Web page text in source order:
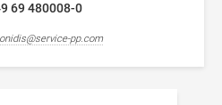
69 480008-0
pp.com